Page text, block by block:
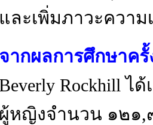
และเพิ่มภาวะความ
จากผลการศึกษาค
Rockhill
ผู้หญิงจำนวน ๑๒๑,